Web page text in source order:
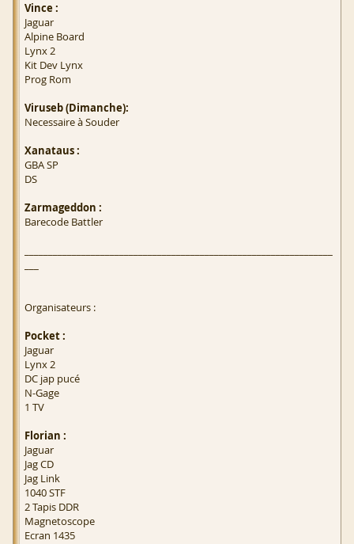
Vince :
Jaguar
Alpine Board
Lynx 2
Kit Dev Lynx
Prog Rom
Viruseb (Dimanche):
Necessaire à Souder
Xanataus :
GBA SP
DS
Zarmageddon :
Barecode Battler
Organisateurs :
Pocket :
Jaguar
Lynx 2
DC jap pucé
N-Gage
1 TV
Florian :
Jaguar
Jag CD
Jag Link
1040 STF
2 Tapis DDR
Magnetoscope
Ecran 1435